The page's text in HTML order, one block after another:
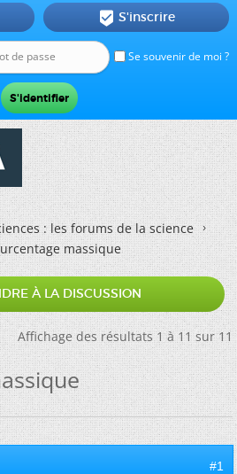
Se souvenir de moi ?
 S'inscrire
: les forums de la science
massique
À LA DISCUSSION
Affichage des résultats 1 à 11 sur 11
#1